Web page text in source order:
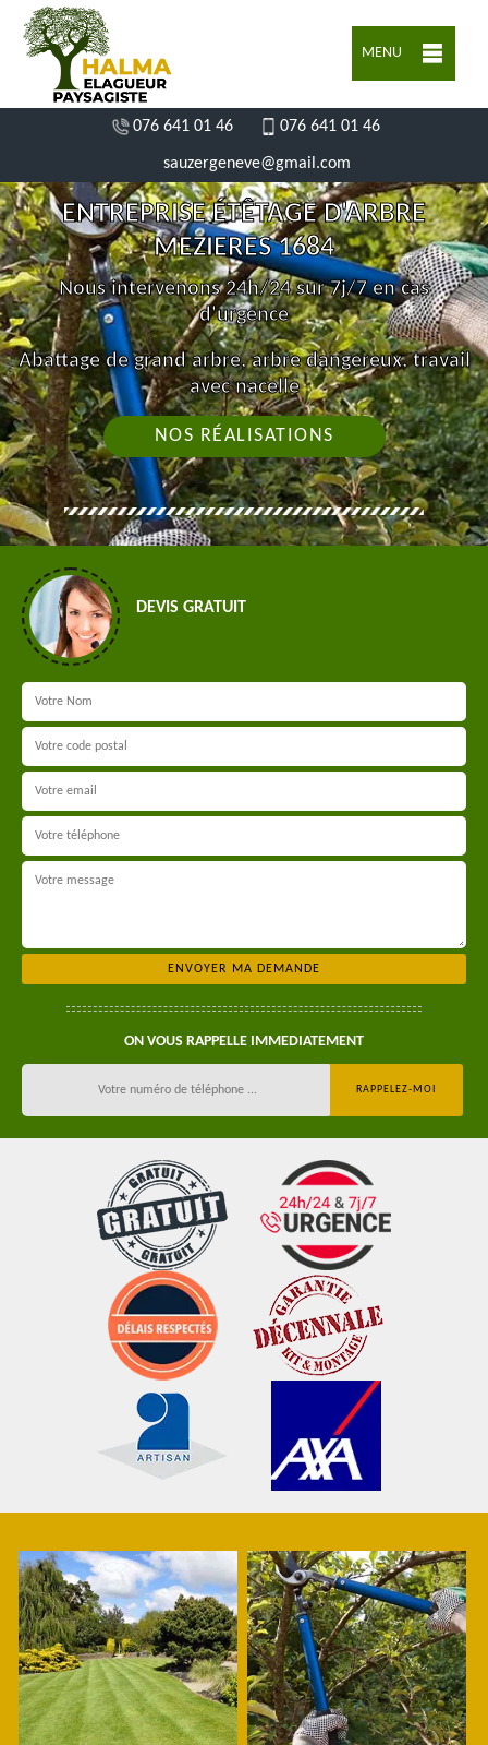
MENU
076 641 01 46 076 641 01 46
sauzergeneve@gmail.com
ENTREPRISE ÉTÊTAGE D'ARBRE
MEZIERES 1684
Nous intervenons 24h/24 sur 7j/7 en cas
d'urgence
Abattage de grand arbre, arbre dangereux, travail
avec nacelle
NOS RÉALISATIONS
DEVIS GRATUIT
ON VOUS RAPPELLE IMMEDIATEMENT